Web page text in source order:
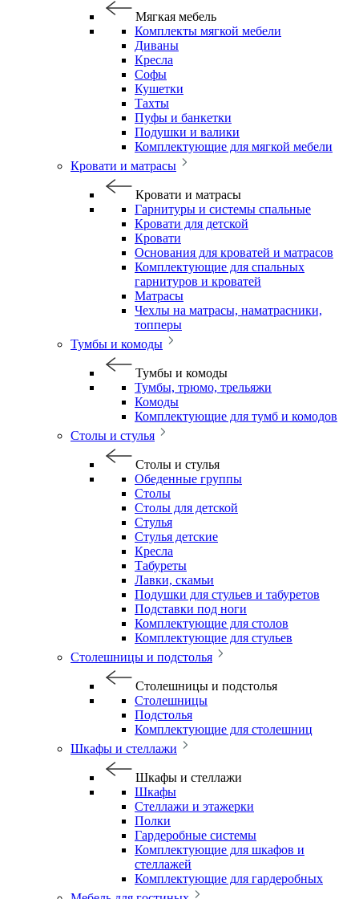
Мягкая мебель
Комплекты мягкой мебели
Диваны
Кресла
Софы
Кушетки
Тахты
Пуфы и банкетки
Подушки и валики
Комплектующие для мягкой мебели
Кровати и матрасы
Кровати и матрасы
Гарнитуры и системы спальные
Кровати для детской
Кровати
Основания для кроватей и матрасов
Комплектующие для спальных
гарнитуров и кроватей
Матрасы
Чехлы на матрасы, наматрасники,
топперы
Тумбы и комоды
Тумбы и комоды
Тумбы, трюмо, трельяжи
Комоды
Комплектующие для тумб и комодов
Столы и стулья
Столы и стулья
Обеденные группы
Столы
Столы для детской
Стулья
Стулья детские
Кресла
Табуреты
Лавки, скамьи
Подушки для стульев и табуретов
Подставки под ноги
Комплектующие для столов
Комплектующие для стульев
Столешницы и подстолья
Столешницы и подстолья
Столешницы
Подстолья
Комплектующие для столешниц
Шкафы и стеллажи
Шкафы и стеллажи
Шкафы
Стеллажи и этажерки
Полки
Гардеробные системы
Комплектующие для шкафов и
стеллажей
Комплектующие для гардеробных